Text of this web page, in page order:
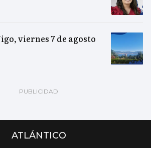
viernes 7 de agosto
ATLÁNTICO